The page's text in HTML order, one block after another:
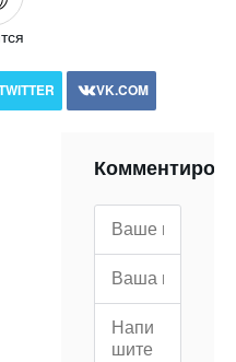
VK.COM